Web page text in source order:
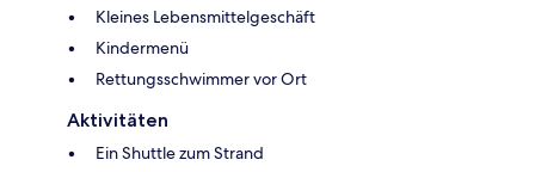
Kleines Lebensmittelgeschäft
Kindermenü
Rettungsschwimmer vor Ort
Aktivitäten
Ein Shuttle zum Strand